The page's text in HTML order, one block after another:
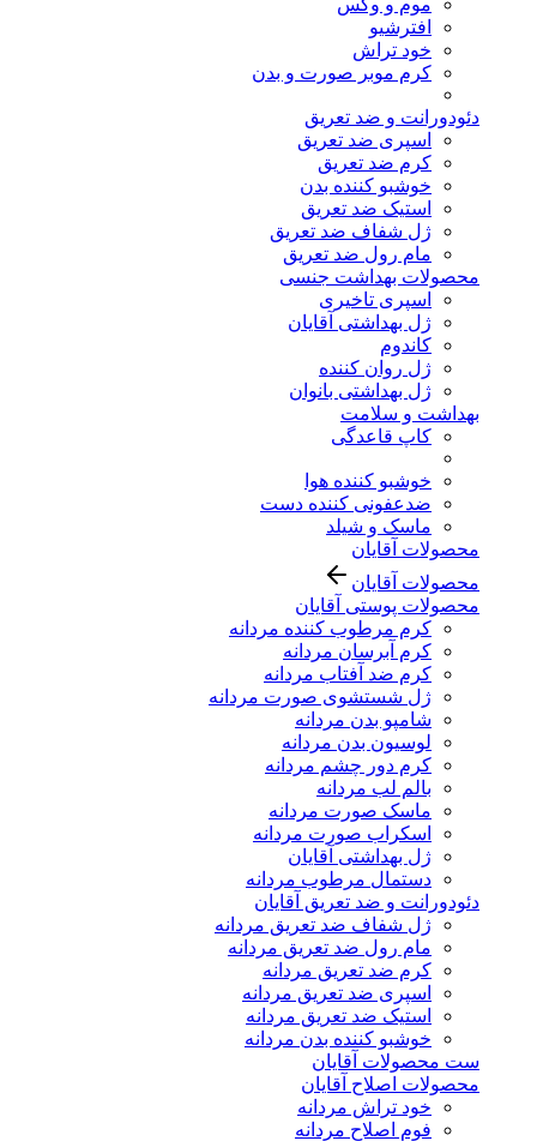
موم و وکس
افترشیو
خود تراش
کرم موبر صورت و بدن
دئودورانت و ضد تعریق
اسپری ضد تعریق
کرم ضد تعریق
خوشبو کننده بدن
استیک ضد تعریق
ژل شفاف ضد تعریق
مام رول ضد تعریق
محصولات بهداشت جنسی
اسپری تاخیری
ژل بهداشتی آقایان
کاندوم
ژل روان کننده
ژل بهداشتی بانوان
بهداشت و سلامت
کاپ قاعدگی
خوشبو کننده هوا
ضدعفونی کننده دست
ماسک و شیلد
محصولات آقایان
محصولات آقایان
محصولات پوستی آقایان
کرم مرطوب کننده مردانه
کرم آبرسان مردانه
کرم ضد آفتاب مردانه
ژل شستشوی صورت مردانه
شامپو بدن مردانه
لوسیون بدن مردانه
کرم دور چشم مردانه
بالم لب مردانه
ماسک صورت مردانه
اسکراب صورت مردانه
ژل بهداشتی آقایان
دستمال مرطوب مردانه
دئودورانت و ضد تعریق آقایان
ژل شفاف ضد تعریق مردانه
مام رول ضد تعریق مردانه
کرم ضد تعریق مردانه
اسپری ضد تعریق مردانه
استیک ضد تعریق مردانه
خوشبو کننده بدن مردانه
ست محصولات آقایان
محصولات اصلاح آقایان
خود تراش مردانه
فوم اصلاح مردانه